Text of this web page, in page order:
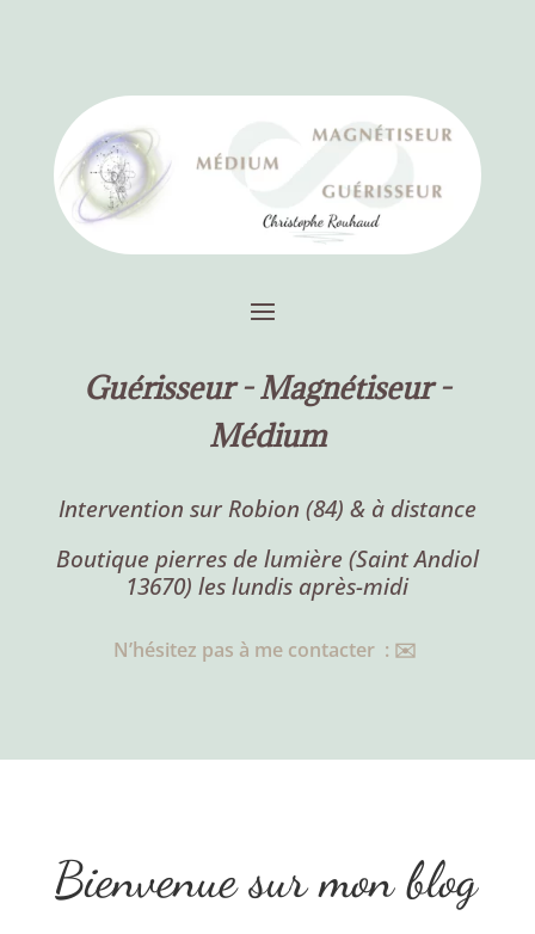
Guérisseur -Magnétiseur -
Médium
Intervention sur Robion (84) & à distance
Boutique pierres de lumière (Saint Andiol
13670) les lundis après-midi
N’hésitez pas à me contacter : ✉️
Bienvenue sur mon blog